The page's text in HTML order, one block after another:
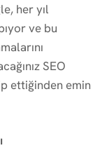
her yıl
ve bu
SEO
ettiğinden emin